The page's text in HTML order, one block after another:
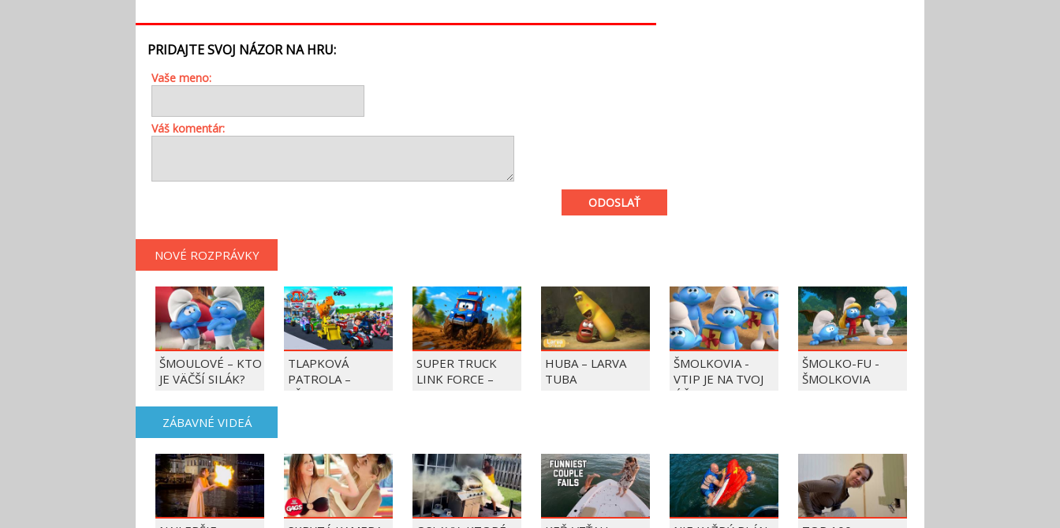
PRIDAJTE SVOJ NÁZOR NA HRU:
Vaše meno:
Váš komentár:
ODOSLAŤ
NOVÉ ROZPRÁVKY
ŠMOULOVÉ – KTO
JE VÄČŠÍ SILÁK?
TLAPKOVÁ
PATROLA –
VŠETKY LABKY DO
SUPER TRUCK
LINK FORCE –
HUBA – LARVA
TUBA
ŠMOLKOVIA -
VTIP JE NA TVOJ
ÚČET
ŠMOLKO-FU -
ŠMOLKOVIA
ZÁBAVNÉ VIDEÁ